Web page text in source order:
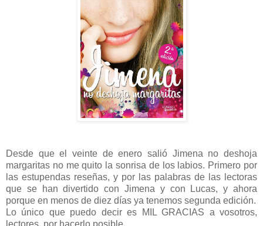
Desde que el veinte de enero salió Jimena no deshoja
margaritas no me quito la sonrisa de los labios. Primero por
las estupendas reseñas, y por las palabras de las lectoras
que se han divertido con Jimena y con Lucas, y ahora
porque en menos de diez días ya tenemos segunda edición.
Lo único que puedo decir es MIL GRACIAS a vosotros,
lectores, por hacerlo posible.